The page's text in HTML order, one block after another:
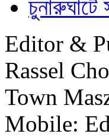
Editor &
Rassel
Town
Mobile: